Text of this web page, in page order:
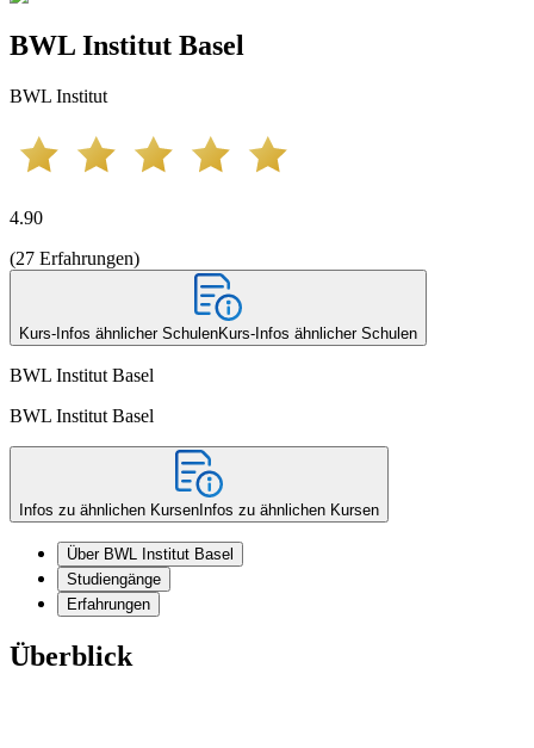
BWL Institut Basel
BWL Institut
4.90
(27 Erfahrungen)
Kurs-Infos ähnlicher SchulenKurs-Infos ähnlicher Schulen
BWL Institut Basel
BWL Institut Basel
Infos zu ähnlichen Kursen Infos zu ähnlichen Kursen
Über BWL Institut Basel
Studiengänge
Erfahrungen
Überblick